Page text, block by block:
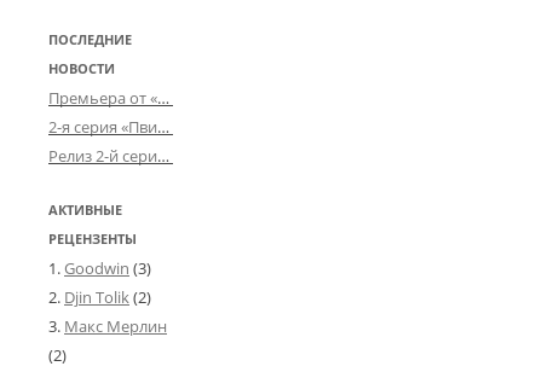
ПОСЛЕДНИЕ
НОВОСТИ
Премьера от «Усталого королевства»: «Игорь начал»
2-я серия «Пвин Тикса» от 2-D
Релиз 2-й серии «БДСМ-людей» от «Аркада Фильм»
АКТИВНЫЕ
РЕЦЕНЗЕНТЫ
Goodwin (3)
Djin Tolik(2)
Макс Мерлин
(2)